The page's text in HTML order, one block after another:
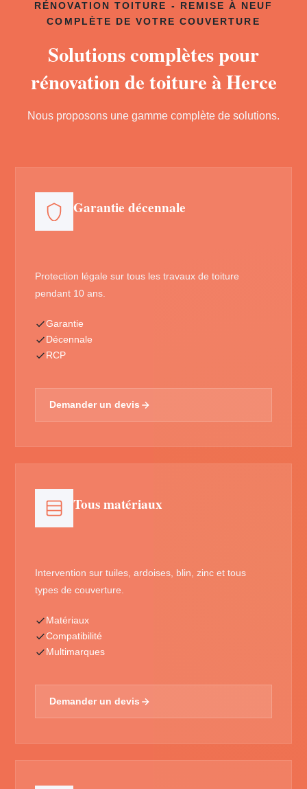
RÉNOVATION TOITURE - REMISE À NEUF
COMPLÈTE DE VOTRE COUVERTURE
Solutions complètes pour
rénovation de toiture à Herce
Nous proposons une gamme complète de solutions.
Garantie décennale
Protection légale sur tous les travaux de toiture
pendant 10 ans.
Garantie
Décennale
RCP
Demander un devis
Tous matériaux
Intervention sur tuiles, ardoises, blin, zinc et tous
types de couverture.
Matériaux
Compatibilité
Multimarques
Demander un devis